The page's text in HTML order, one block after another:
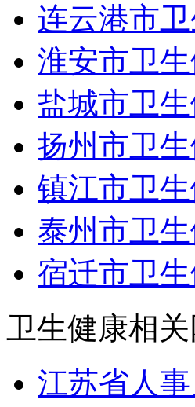
连云港市
淮安市卫
盐城市卫
扬州市卫
镇江市卫
泰州市卫
宿迁市卫
卫生健康相
江苏省人